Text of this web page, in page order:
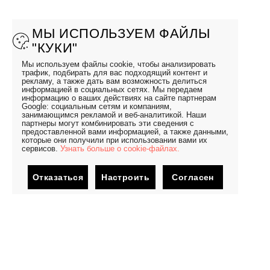
МЫ ИСПОЛЬЗУЕМ ФАЙЛЫ
"КУКИ"
Мы используем файлы cookie, чтобы анализировать
трафик, подбирать для вас подходящий контент и
рекламу, а также дать вам возможность делиться
информацией в социальных сетях. Мы передаем
информацию о ваших действиях на сайте партнерам
Google: социальным сетям и компаниям,
занимающимся рекламой и веб-аналитикой. Наши
партнеры могут комбинировать эти сведения с
предоставленной вами информацией, а также данными,
которые они получили при использовании вами их
сервисов. Узнать больше о cookie-файлах.
Отказаться Настроить Согласен